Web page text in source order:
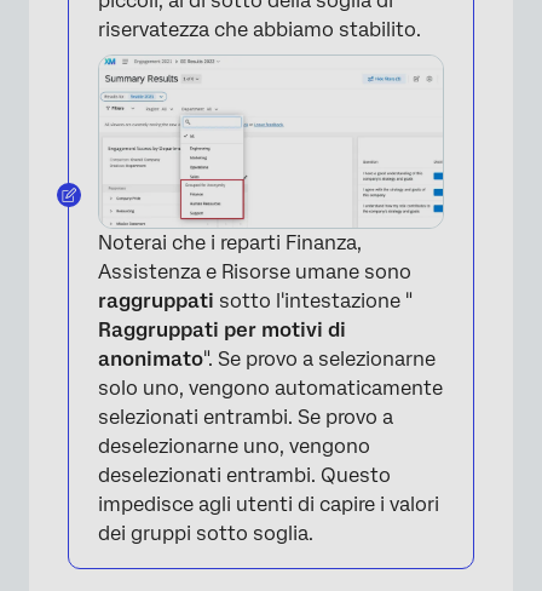
riservatezza che abbiamo stabilito.
Noterai che i reparti Finanza,
Assistenza e Risorse umane sono
raggruppati sotto l'intestazione "
Raggruppati per motivi di
anonimato". Se provo a selezionarne
solo uno, vengono automaticamente
selezionati entrambi. Se provo a
deselezionarne uno, vengono
deselezionati entrambi. Questo
impedisce agli utenti di capire i valori
dei gruppi sotto soglia.